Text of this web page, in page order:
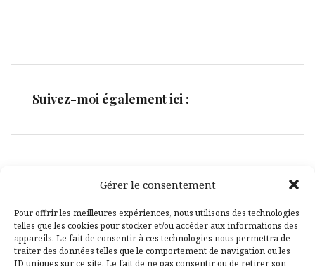
Gérer le consentement
Pour offrir les meilleures expériences, nous utilisons des technologies
telles que les cookies pour stocker et/ou accéder aux informations des
appareils. Le fait de consentir à ces technologies nous permettra de
traiter des données telles que le comportement de navigation ou les
ID uniques sur ce site. Le fait de ne pas consentir ou de retirer son
Suivez-moi également ici :
Facebook
Pinterest